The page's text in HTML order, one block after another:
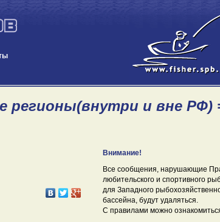
регионы(внутри и вне РФ)
Внимание!
Все сообщения, нарушающие
любительского и спортивного
для Западного
бассейна, будут удаляться.
С правилами можно